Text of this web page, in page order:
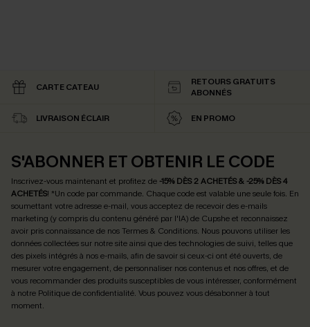
CARTE CATEAU
RETOURS GRATUITS
ABONNÉS
LIVRAISON ÉCLAIR EN PROMO
S'ABONNER ET OBTENIR LE CODE
Inscrivez-vous maintenant et profitez de -15% DÈS 2 ACHETÉS & -25% DÈS 4
ACHETÉS! *Un code par commande. Chaque code est valable une seule fois. En
soumettant votre adresse e-mail, vous acceptez de recevoir des e-mails
marketing (y compris du contenu généré par l'IA) de Cupshe et reconnaissez
avoir pris connaissance de nosTermes & Conditions. Nous pouvons utiliser les
données collectées sur notre site ainsi que des technologies de suivi, telles que
des pixels intégrés à nos e-mails, afin de savoir si ceux-ci ont été ouverts, de
mesurer votre engagement, de personnaliser nos contenus et nos offres, et de
vous recommander des produits susceptibles de vous intéresser, conformément
à notre Politique de confidentialité. Vous pouvez vous désabonner à tout
moment.